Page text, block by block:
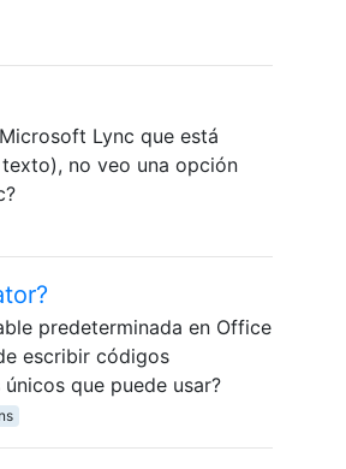
Lync que está
no veo una opción
predeterminada en Office
escribir códigos
que puede usar?